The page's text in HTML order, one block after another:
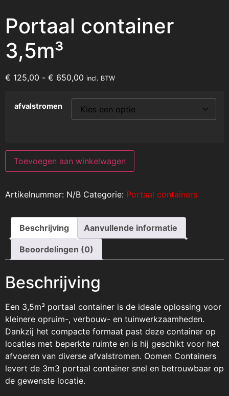
Portaal container
3,5m³
€ 125,00 - € 650,00 incl. BTW
afvalstromen
Toevoegen aan winkelwagen
Artikelnummer: N/B Categorie: Portaal containers
Beschrijving Aanvullende informatie
Beoordelingen (0)
Beschrijving
Een 3,5m³ portaal container is de ideale oplossing voor
kleinere opruim-, verbouw- en tuinwerkzaamheden.
Dankzij het compacte formaat past deze container op
locaties met beperkte ruimte en is hij geschikt voor het
afvoeren van diverse afvalstromen. Oomen Containers
levert de 3m3 portaal container snel en betrouwbaar op
de gewenste locatie.